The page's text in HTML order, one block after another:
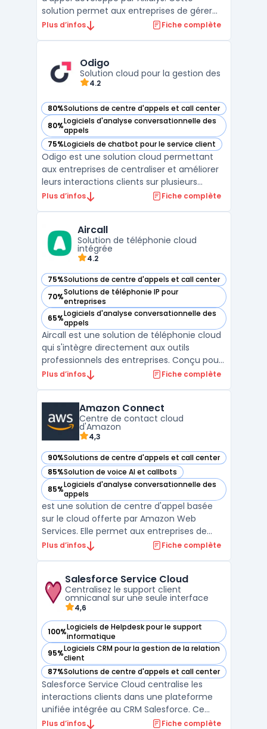
solution permet aux entreprises de gérer
leurs communications téléphoniques grâce
entreprise. Elle facilite la gestion des appels
entrants et sorta ...
Plus d’infos Fiche complète
Odigo
Solution cloud pour la gestion des
4.2
80%Solutions de centre d'appels et call center
— voir Odigo dans cette catégorie
80%Logiciels d'analyse conversationnelle des
appels
— voir Odigo dans cette catégorie
75%Logiciels de chatbot pour le service client
— voir Odigo dans cette catégorie
Odigo est une solution cloud permettant
aux entreprises de centraliser et améliorer
leurs interactions clients sur plusieurs
canaux : téléphone, chat, email et réseaux
certaines tâches et facilite le travail d ...
Plus d’infos Fiche complète
Aircall
Solution de téléphonie cloud
intégrée
4.2
75%Solutions de centre d'appels et call center
— voir Aircall dans cette catégorie
70%Solutions de téléphonie IP pour
entreprises
— voir Aircall dans cette catégorie
65%Logiciels d'analyse conversationnelle des
appels
— voir Aircall dans cette catégorie
Aircall est une solution de téléphonie cloud
qui s'intègre directement aux outils
professionnels des entreprises. Conçu pour
répondre aux besoins des équipes
sortants avec une flexibilité accrue. La
plateforme repose sur un ...
Plus d’infos Fiche complète
Amazon Connect
Centre de contact cloud
d'Amazon
4,3
90%Solutions de centre d'appels et call center
— voir Amazon Connect dans cette catégorie
85%Solution de voice AI et callbots
— voir Amazon Connect dans cette catégorie
85%Logiciels d'analyse conversationnelle des
appels
— voir Amazon Connect dans cette catégorie
est une solution de centre d'appel basée
sur le cloud offerte par Amazon Web
Services. Elle permet aux entreprises de
gérer facilement leurs interactions clients
temps réel pour améliorer leurs
performances o ...
Plus d’infos Fiche complète
Salesforce Service Cloud
Centralisez le support client
omnicanal sur une seule interface
4,6
100%Logiciels de Helpdesk pour le support
informatique
— voir Salesforce Service Cloud dans cette catégorie
95%Logiciels CRM pour la gestion de la relation
client
— voir Salesforce Service Cloud dans cette catégorie
87%Solutions de centre d'appels et call center
— voir Salesforce Service Cloud dans cette catégorie
Salesforce Service Cloud centralise les
interactions clients dans une plateforme
unifiée intégrée au CRM Salesforce. Ce
service s’adresse aux entreprises cherchant
Plus d’infos Fiche complète